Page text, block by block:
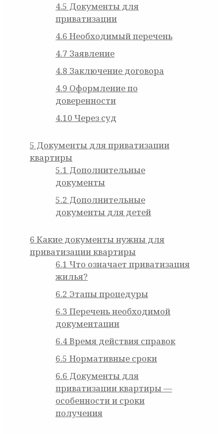
4.5 Документы для
приватизации
4.6 Необходимый перечень
4.7 Заявление
4.8 Заключение договора
4.9 Оформление по
доверенности
4.10 Через суд
5 Документы для приватизации
квартиры
5.1 Дополнительные
документы
5.2 Дополнительные
документы для детей
6 Какие документы нужны для
приватизации квартиры
6.1 Что означает приватизация
жилья?
6.2 Этапы процедуры
6.3 Перечень необходимой
документации
6.4Время действия справок
6.5 Нормативные сроки
6.6 Документы для
приватизации квартиры —
особенности и сроки
получения